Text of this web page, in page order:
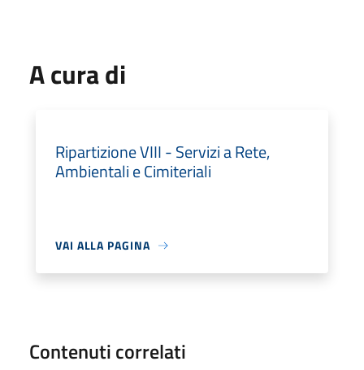
A cura di
Ripartizione VIII - Servizi a Rete,
Ambientali e Cimiteriali
VAI ALLA PAGINA
Contenuti correlati